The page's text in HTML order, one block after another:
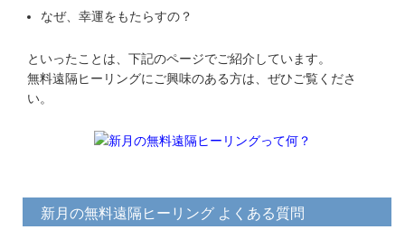
なぜ、幸運をもたらすの？
といったことは、下記のページでご紹介しています。
無料遠隔ヒーリングにご興味のある方は、ぜひご覧くださ
い。
新月の無料遠隔ヒーリング よくある質問